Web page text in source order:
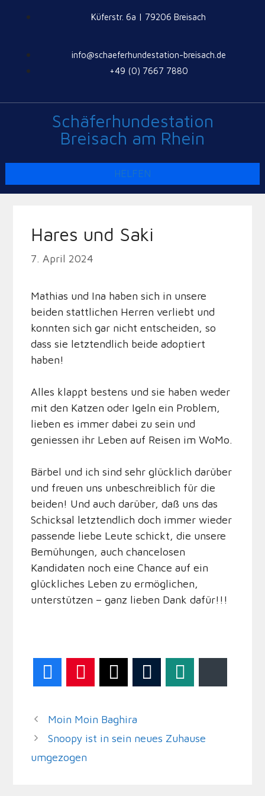
Küferstr. 6a | 79206 Breisach
info@schaeferhundestation-breisach.de
+49 (0) 7667 7880
Schäferhundestation
Breisach am Rhein
HELFEN
Hares und Saki
7. April 2024
Mathias und Ina haben sich in unsere
beiden stattlichen Herren verliebt und
konnten sich gar nicht entscheiden, so
dass sie letztendlich beide adoptiert
haben!
Alles klappt bestens und sie haben weder
mit den Katzen oder Igeln ein Problem,
lieben es immer dabei zu sein und
geniessen ihr Leben auf Reisen im WoMo.
Bärbel und ich sind sehr glücklich darüber
und freuen uns unbeschreiblich für die
beiden! Und auch darüber, daß uns das
Schicksal letztendlich doch immer wieder
passende liebe Leute schickt, die unsere
Bemühungen, auch chancelosen
Kandidaten noch eine Chance auf ein
glückliches Leben zu ermöglichen,
unterstützen – ganz lieben Dank dafür!!!
Moin Moin Baghira
Snoopy ist in sein neues Zuhause
umgezogen